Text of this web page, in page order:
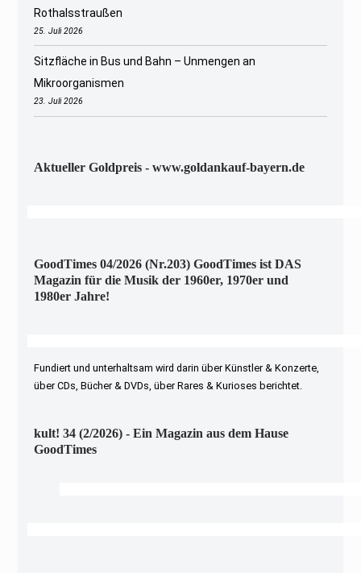
Rothalsstraußen
25. Juli 2026
Sitzfläche in Bus und Bahn – Unmengen an
Mikroorganismen
23. Juli 2026
Aktueller Goldpreis - www.goldankauf-bayern.de
GoodTimes 04/2026 (Nr.203) GoodTimes ist DAS
Magazin für die Musik der 1960er, 1970er und
1980er Jahre!
Fundiert und unterhaltsam wird darin über Künstler & Konzerte,
über CDs, Bücher & DVDs, über Rares & Kurioses berichtet.
kult! 34 (2/2026) - Ein Magazin aus dem Hause
GoodTimes